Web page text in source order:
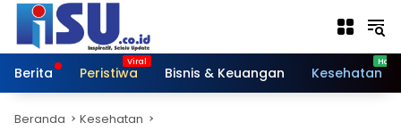
Langsung
konten
Berita
Peristiwa Bisnis & Keuangan Kesehatan
Beranda Kesehatan